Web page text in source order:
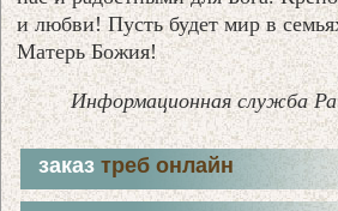
и любви! Пусть будет мир в
Матерь Божия!
Информационная служба
заказтреб онлайн